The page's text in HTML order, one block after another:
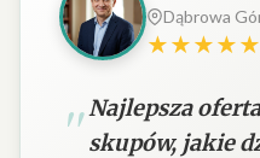
Dąbrowa
★★★★★
Najlepsza
skupów, jakie